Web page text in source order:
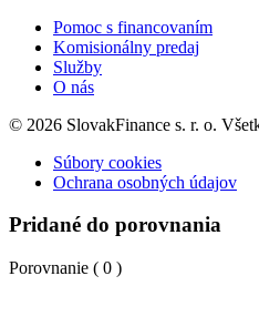
Pomoc s financovaním
Komisionálny predaj
Služby
O nás
© 2026 SlovakFinance s. r. o.
Súbory cookies
Ochrana osobných údajov
Pridané do porovnania
Porovnanie ( 0 )